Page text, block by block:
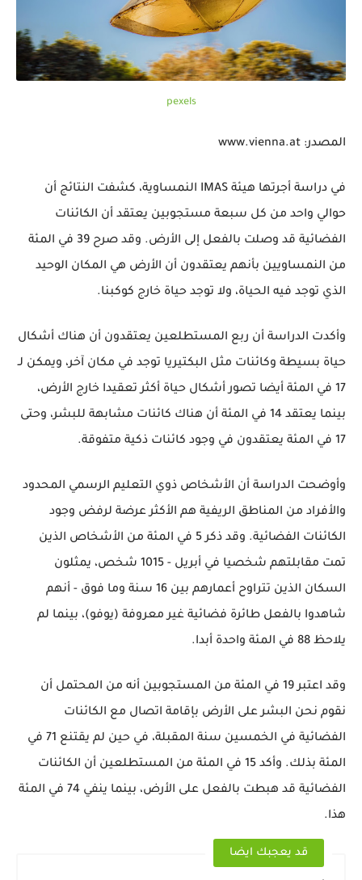
pexels
المصدر: www.vienna.at
في دراسة أجرتها هيئة IMAS النمساوية، كشفت النتائج أن
حوالي واحد من كل سبعة مستجوبين يعتقد أن الكائنات
الفضائية قد وصلت بالفعل إلى الأرض. وقد صرح 39 في المئة
من النمساويين بأنهم يعتقدون أن الأرض هي المكان الوحيد
الذي توجد فيه الحياة، ولا توجد حياة خارج كوكبنا.
وأكدت الدراسة أن ربع المستطلعين يعتقدون أن هناك أشكال
حياة بسيطة وكائنات مثل البكتيريا توجد في مكان آخر، ويمكن لـ
17 في المئة أيضا تصور أشكال حياة أكثر تعقيدا خارج الأرض،
بينما يعتقد 14 في المئة أن هناك كائنات مشابهة للبشر، وحتى
17 في المئة يعتقدون في وجود كائنات ذكية متفوقة.
وأوضحت الدراسة أن الأشخاص ذوي التعليم الرسمي المحدود
والأفراد من المناطق الريفية هم الأكثر عرضة لرفض وجود
الكائنات الفضائية. وقد ذكر 5 في المئة من الأشخاص الذين
تمت مقابلتهم شخصيا في أبريل - 1015 شخص، يمثلون
السكان الذين تتراوح أعمارهم بين 16 سنة وما فوق - أنهم
شاهدوا بالفعل طائرة فضائية غير معروفة (يوفو)، بينما لم
يلاحظ 88 في المئة واحدة أبدا.
وقد اعتبر 19 في المئة من المستجوبين أنه من المحتمل أن
نقوم نحن البشر على الأرض بإقامة اتصال مع الكائنات
الفضائية في الخمسين سنة المقبلة، في حين لم يقتنع 71 في
المئة بذلك. وأكد 15 في المئة من المستطلعين أن الكائنات
الفضائية قد هبطت بالفعل على الأرض، بينما ينفي 74 في المئة
هذا.
قد يعجبك ايضا